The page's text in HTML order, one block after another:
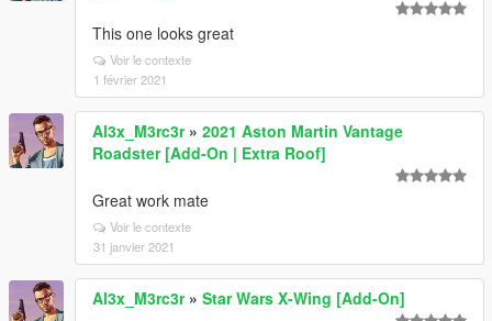
This one looks great
Voir le contexte
1 février 2021
Al3x_M3rc3r» 2021 Aston Martin Vantage
Roadster [Add-On | Extra Roof]
Great work mate
Voir le contexte
31 janvier 2021
Al3x_M3rc3r» Star Wars X-Wing [Add-On]